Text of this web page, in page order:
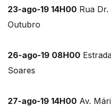
23-ago-19 14H00 Rua
Outubro
26-ago-19 08H00
Soares
27-ago-19 14H00 Av.